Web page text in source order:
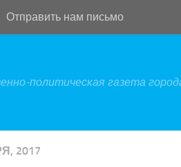
Отправить нам письмо
политическая газета
2017